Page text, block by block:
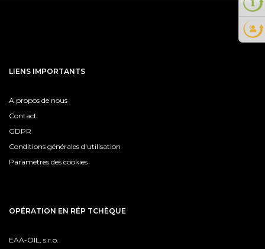
LIENS IMPORTANTS
A propos de nous
Contact
GDPR
Conditions générales d'utilisation
Paramètres des cookies
OPÉRATION EN RÉP TCHÈQUE
EAA-OIL, s.r.o.